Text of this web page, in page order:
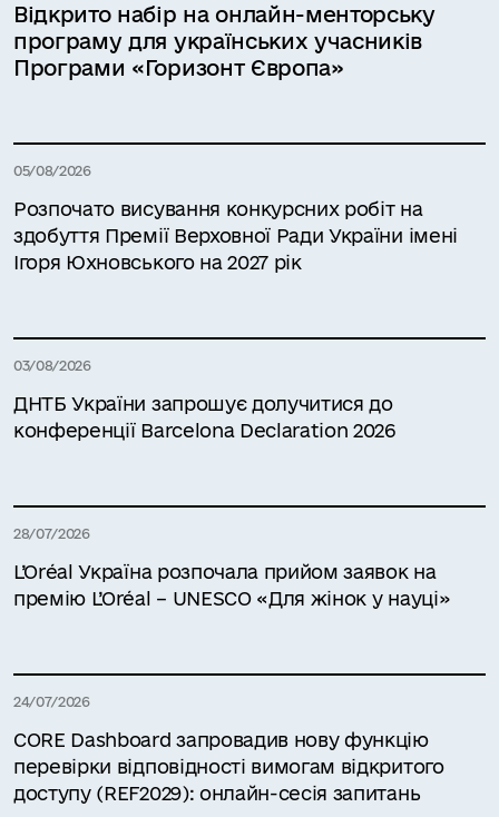
Відкрито набір на онлайн-менторську
програму для українських учасників
Програми «Горизонт Європа»
05/08/2026
Розпочато висування конкурсних робіт на
здобуття Премії Верховної Ради України імені
Ігоря Юхновського на 2027 рік
03/08/2026
ДНТБ України запрошує долучитися до
конференції Barcelona Declaration 2026
28/07/2026
L’Oréal Україна розпочала прийом заявок на
премію L’Oréal – UNESCO «Для жінок у науці»
24/07/2026
CORE Dashboard запровадив нову функцію
перевірки відповідності вимогам відкритого
доступу (REF2029): онлайн-сесія запитань